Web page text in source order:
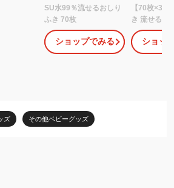
SU水99％流せるおしり
ふき 70枚
ショップでみる
【70枚×30
き 流せる ま
料無料 70
ト 流せるお
ンアルコー
ショッ
ズ その他ベビーグッズ